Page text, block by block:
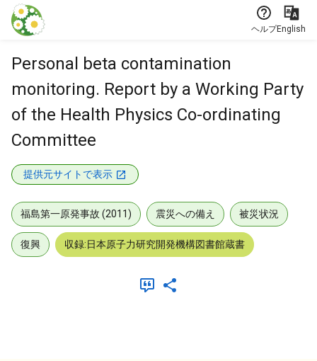
本文に飛ぶ
ヘルプEnglish
Personal beta contamination
monitoring. Report by a Working Party
of the Health Physics Co-ordinating
Committee
提供元サイトで表示
福島第一原発事故 (2011) 震災への備え 被災状況
復興 収録:日本原子力研究開発機構図書館蔵書